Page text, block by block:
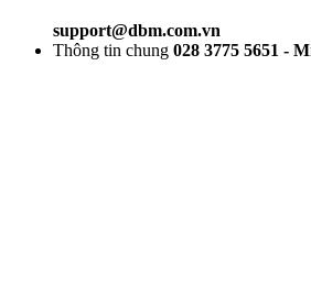
support@dbm.com.vn
Thông tin chung 028 3775 5651 -